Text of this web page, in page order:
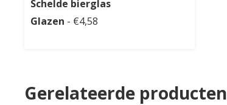
Schelde bierglas
Glazen - €4,58
Gerelateerde producten